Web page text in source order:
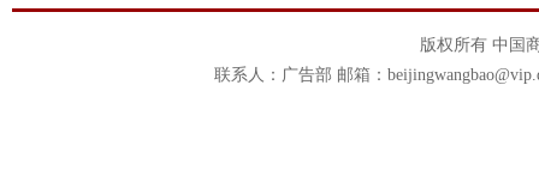
版权所有 中国
联系人：广告部 邮箱：